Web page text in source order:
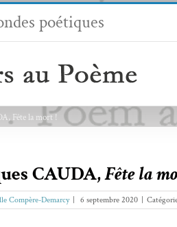
poétiques
Fête la mort !
CAUDA,Fête la
Compère-Demarcy 6 septembre 2020